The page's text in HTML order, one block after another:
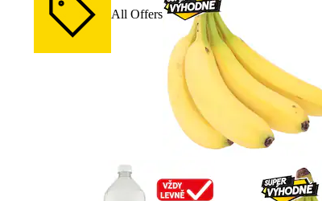
All Offers